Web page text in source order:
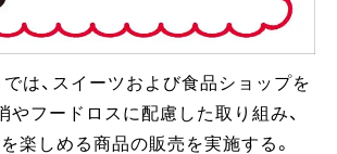
では、スイーツおよび食品ショップを
やフードロスに配慮した取り組み、
楽しめる商品の販売を実施する。